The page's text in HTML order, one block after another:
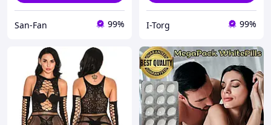
San-Fan 99% I-Torg 99%